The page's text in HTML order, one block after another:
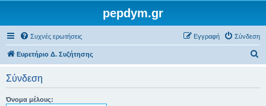
pepdym.gr
Συχνές ερωτήσεις Σύνδεση
Εγγραφή
Ευρετήριο Δ. Συζήτησης
Σύνδεση
Όνομα μέλους: